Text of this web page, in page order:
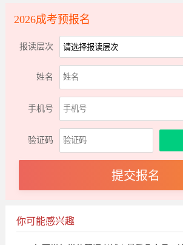
2026成考预报名
报读层次
姓名
手机号
验证码
你可能感兴趣